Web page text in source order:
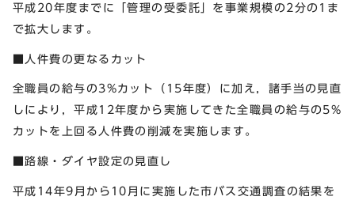
平成20年度までに「管理の受委託」を事業規模の2分の1ま
で拡大します。
■人件費の更なるカット
全職員の給与の3%カット（15年度）に加え，諸手当の見直
しにより，平成12年度から実施してきた全職員の給与の5%
カットを上回る人件費の削減を実施します。
■路線・ダイヤ設定の見直し
平成14年9月から10月に実施した市バス交通調査の結果を